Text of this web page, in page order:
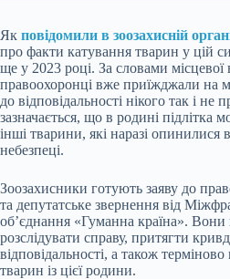
Як повідомили в зоозахисній
про факти катування тварин у цій
ще у 2023 році. За словами
правоохоронці вже приїжджали на
до відповідальності нікого так і не
зазначається, що в родині підлітка
інші тварини, які наразі опинилися
небезпеці.
Зоозахисники готують заяву до
та депутатське звернення від
об’єднання «Гуманна країна».
розслідувати справу, притягти
відповідальності, а також
тварин із цієї родини.